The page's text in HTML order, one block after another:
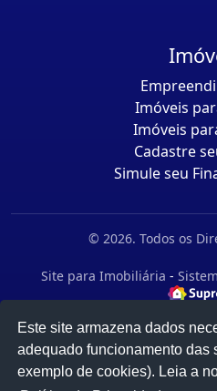
Este site armazena dados
adequado funcionamento das
exemplo de cookies). Leia a
Imóveis
Imóveis
Cadastre
Simule seu
© 2026. Todos os
Site para Imobiliária -